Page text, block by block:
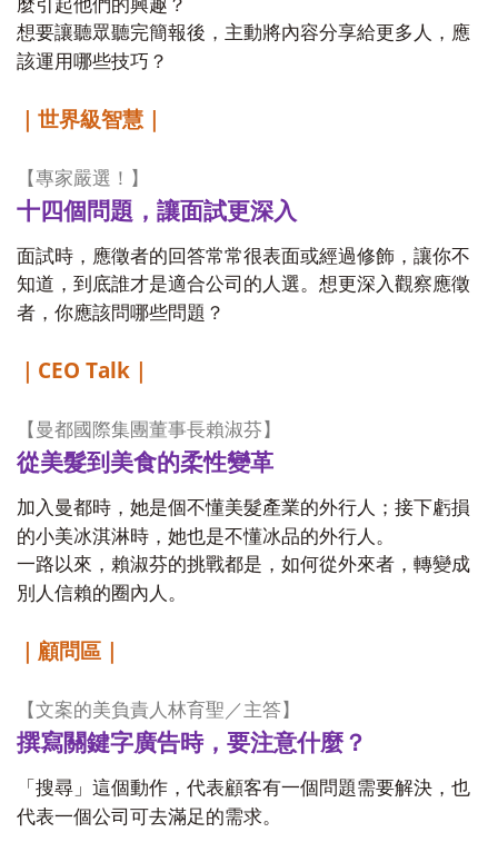
麼引起他們的興趣？
想要讓聽眾聽完簡報後，主動將內容分享給更多人，應
該運用哪些技巧？
｜世界級智慧｜
【專家嚴選！】
十四個問題，讓面試更深入
面試時，應徵者的回答常常很表面或經過修飾，讓你不
知道，到底誰才是適合公司的人選。想更深入觀察應徵
者，你應該問哪些問題？
CEO Talk
【曼都國際集團董事長賴淑芬】
從美髮到美食的柔性變革
加入曼都時，她是個不懂美髮產業的外行人；接下虧損
的小美冰淇淋時，她也是不懂冰品的外行人。
一路以來，賴淑芬的挑戰都是，如何從外來者，轉變成
別人信賴的圈內人。
｜顧問區｜
【文案的美負責人林育聖／主答】
撰寫關鍵字廣告時，要注意什麼？
「搜尋」這個動作，代表顧客有一個問題需要解決，也
代表一個公司可去滿足的需求。